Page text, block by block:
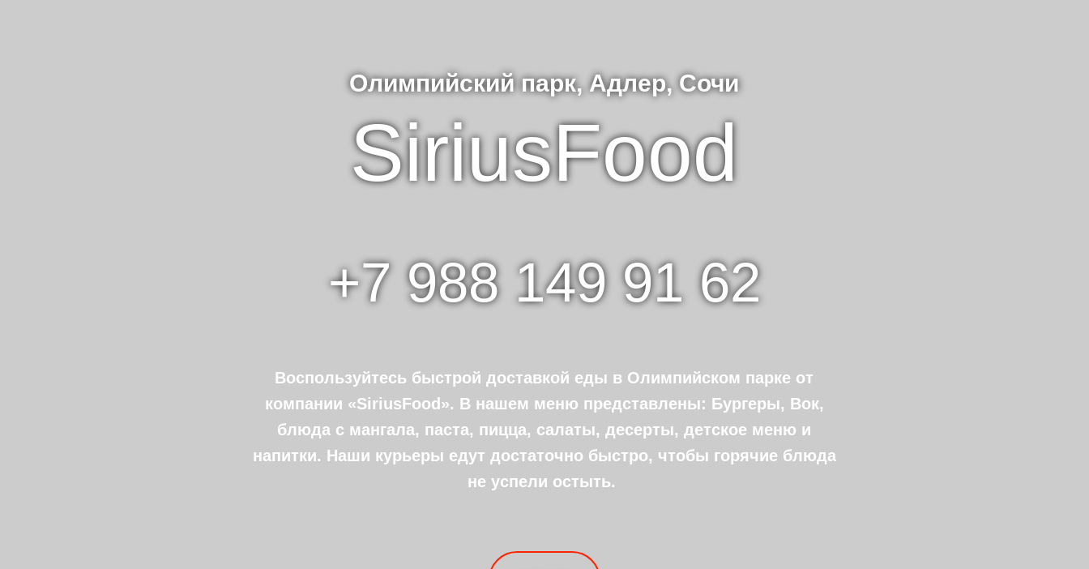
Олимпийский парк, Адлер, Сочи
SiriusFood
+7 988 149 91 62
Воспользуйтесь быстрой доставкой еды в Олимпийском парке от
компании «SiriusFood». В нашем меню представлены: Бургеры, Вок,
блюда с мангала, паста, пицца, салаты, десерты, детское меню и
напитки. Наши курьеры едут достаточно быстро, чтобы горячие блюда
не успели остыть.